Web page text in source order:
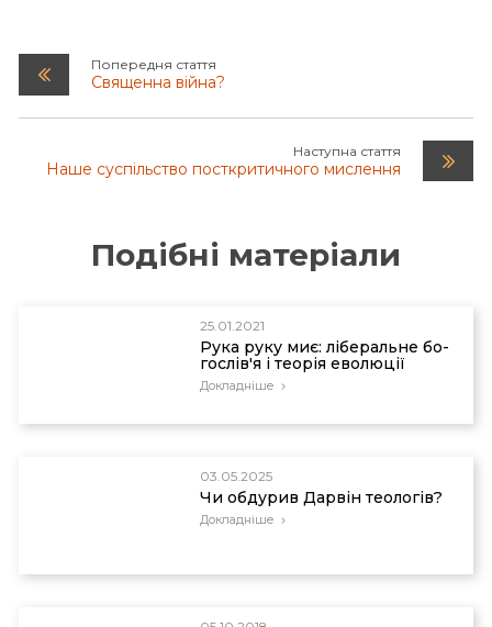
Попередня стаття
Священна війна?
Наступна стаття
Наше суспільство посткритичного мислення
Подібні матеріали
25.01.2021
Рука руку миє: лі­бе­раль­не бо­
го­слів'я і те­о­рія ево­лю­ції
Докладніше
03.05.2025
Чи обдурив Дарвін теологів?
Докладніше